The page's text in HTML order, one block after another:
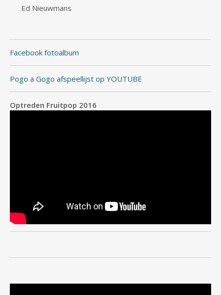
Ed Nieuwmans
Facebook fotoalbum
Pogo a Gogo afspeellijst op YOUTUBE
Optreden Fruitpop 2016